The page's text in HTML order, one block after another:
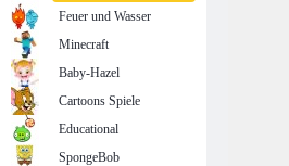
Feuer und Wasser
Minecraft
Baby-Hazel
Cartoons Spiele
Educational
SpongeBob